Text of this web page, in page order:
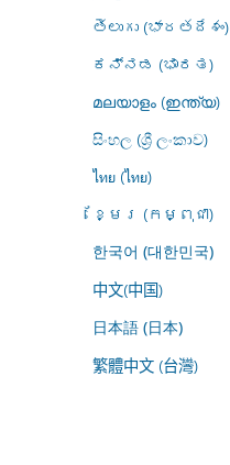
తెలుగు (భారతదేశం)
ಕನ್ನಡ (ಭಾರತ)
മലയാളം (ഇന്ത്യ)
සිංහල (ශ්‍රී ලංකාව)
ไทย (ไทย)
ខ្មែរ (កម្ពុជា)
한국어 (대한민국)
中文(中国)
日本語 (日本)
繁體中文 (台灣)